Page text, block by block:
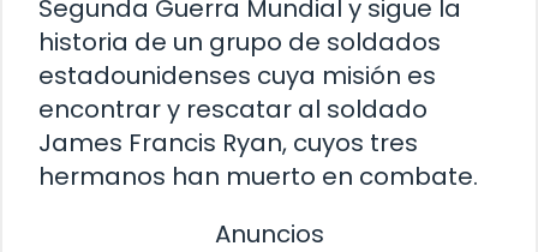
Segunda Guerra Mundial y sigue la
historia de un grupo de soldados
estadounidenses cuya misión es
encontrar y rescatar al soldado
James Francis Ryan, cuyos tres
hermanos han muerto en combate.
Anuncios